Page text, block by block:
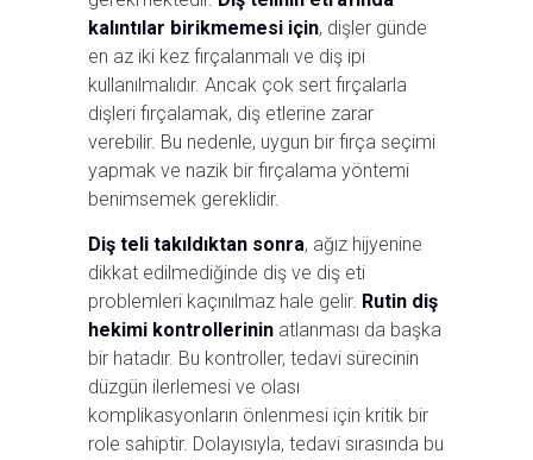
kalıntılar birikmemesi için, dişler günde
en az iki kez fırçalanmalı ve diş ipi
kullanılmalıdır. Ancak çok sert fırçalarla
dişleri fırçalamak, diş etlerine zarar
verebilir. Bu nedenle, uygun bir fırça seçimi
yapmak ve nazik bir fırçalama yöntemi
benimsemek gereklidir.
Diş teli takıldıktan sonra, ağız hijyenine
dikkat edilmediğinde diş ve diş eti
problemleri kaçınılmaz hale gelir. Rutin diş
hekimi kontrollerinin atlanması da başka
bir hatadır. Bu kontroller, tedavi sürecinin
düzgün ilerlemesi ve olası
komplikasyonların önlenmesi için kritik bir
role sahiptir. Dolayısıyla, tedavi sırasında bu